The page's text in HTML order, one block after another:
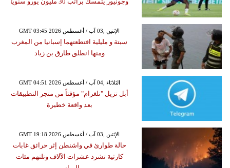
GMT 03:45 2026 الإثنين ,03 آب / أغسطس
سبتة و مليلية اقتطعتهما إسبانيا من المغرب
ومنها انطلق طارق بن زياد
GMT 04:51 2026 الثلاثاء ,04 آب / أغسطس
أبل تزيل "تلغرام" مؤقتاً من متجر التطبيقات
بعد واقعة خطيرة
GMT 19:18 2026 الإثنين ,03 آب / أغسطس
حالة طوارئ في واشنطن إثر حرائق غابات
كارثية تشرد عشرات الآلاف وتلتهم مئات